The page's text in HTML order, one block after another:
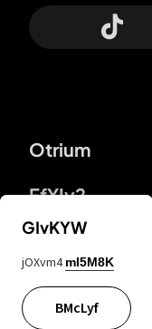
Otrium
FfYIy2
65A04M
GIvKYW
jOXvm4 mI5M8K
BMcLyf